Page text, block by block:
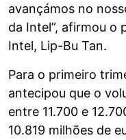
avançámos no
da Intel”, afirmou o
Intel, Lip-Bu Tan.
Para o primeiro
antecipou que o
entre 11.700 e
10.819 milhões de